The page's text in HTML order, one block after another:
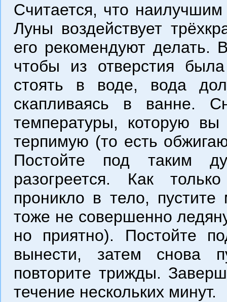
Считается, что
Луны воздействует
его рекомендуют делать.
чтобы из отверстия
стоять в воде, вода
скапливаясь в ванне.
температуры, которую
терпимую (то есть
Постойте под таким
разогреется. Как
проникло в тело,
тоже не совершенно
но приятно). Постойте
вынести, затем снова
повторите трижды.
течение нескольких минут.